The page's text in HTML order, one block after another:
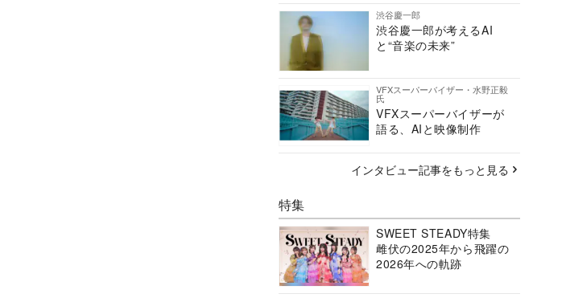
渋谷慶一郎
渋谷慶一郎が考えるAI
と“音楽の未来”
VFXスーパーバイザー・水野正毅
氏
VFXスーパーバイザーが
語る、AIと映像制作
インタビュー記事をもっと見る
特集
SWEET STEADY特集
雌伏の2025年から飛躍の
2026年への軌跡